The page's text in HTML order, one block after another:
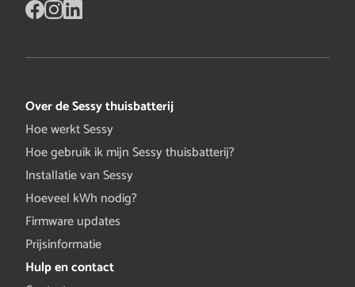
Over de Sessy thuisbatterij
Hoe werkt Sessy
Hoe gebruik ik mijn Sessy thuisbatterij?
Installatie van Sessy
Hoeveel kWh nodig?
Firmware updates
Prijsinformatie
Hulp en contact